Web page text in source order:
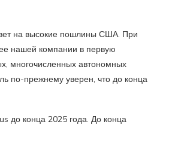
на высокие пошлины США. При
нашей компании в первую
многочисленных автономных
по-прежнему уверен, что до конца
до конца 2025 года. До конца